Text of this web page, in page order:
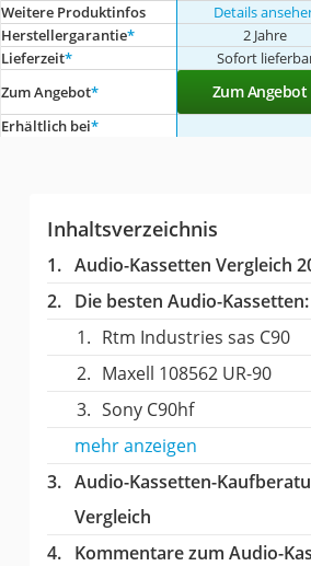
Weitere Produktinfos Details
Herstellergarantie* 2 Jahre
Lieferzeit* Sofort
Zum Angebot* Zum Angebot
Erhältlich bei*
Inhaltsverzeichnis
Audio-Kassetten Vergleich
Die besten Audio-Kassetten:
Rtm Industries sas C90
Maxell 108562 UR-90
Sony C90hf
mehr anzeigen
Audio-Kassetten-
Vergleich
Kommentare zum Audio-